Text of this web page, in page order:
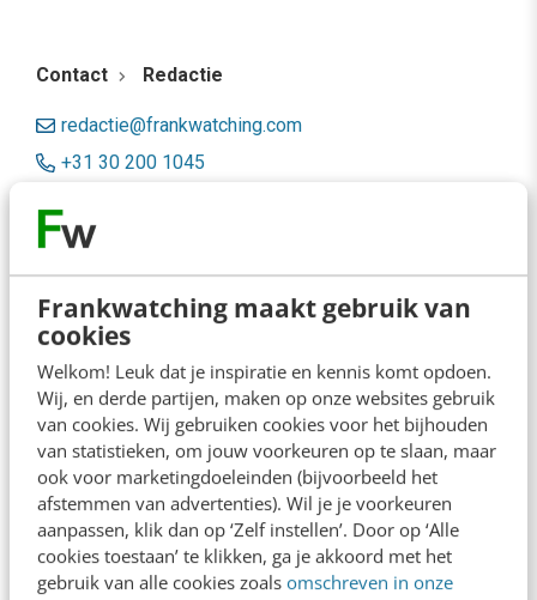
Frankwatching maakt gebruik van
cookies
Welkom! Leuk dat je inspiratie en kennis komt opdoen.
Wij, en derde partijen, maken op onze websites gebruik
van cookies. Wij gebruiken cookies voor het bijhouden
van statistieken, om jouw voorkeuren op te slaan, maar
ook voor marketingdoeleinden (bijvoorbeeld het
afstemmen van advertenties). Wil je je voorkeuren
aanpassen, klik dan op ‘Zelf instellen’. Door op ‘Alle
cookies toestaan’ te klikken, ga je akkoord met het
gebruik van alle cookies zoals omschreven in onze
Contact Redactie
redactie@frankwatching.com
+31 30 200 1045
Meer contactopties
Frankwatching
Adverteren
Contact
Nieuwsbrieven
Over ons
Ons team
Werken bij